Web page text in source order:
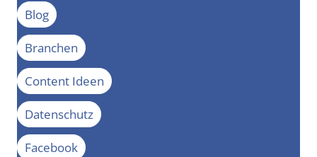
Blog
Branchen
Content Ideen
Datenschutz
Facebook